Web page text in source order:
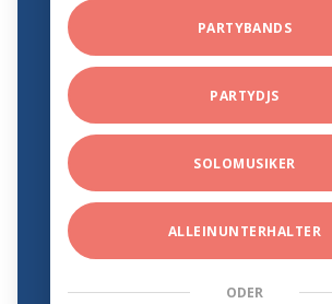
PARTYBANDS
PARTYDJS
SOLOMUSIKER
ALLEINUNTERHALTER
ODER